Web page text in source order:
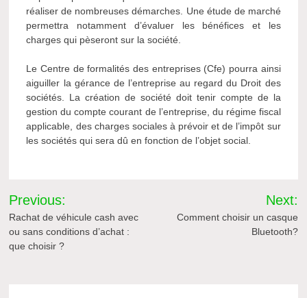
réaliser de nombreuses démarches. Une étude de marché
permettra notamment d’évaluer les bénéfices et les
charges qui pèseront sur la société.
Le Centre de formalités des entreprises (Cfe) pourra ainsi
aiguiller la gérance de l’entreprise au regard du Droit des
sociétés. La création de société doit tenir compte de la
gestion du compte courant de l’entreprise, du régime fiscal
applicable, des charges sociales à prévoir et de l’impôt sur
les sociétés qui sera dû en fonction de l’objet social.
Navigation
de
l’article
Previous:
Rachat de véhicule cash avec
ou sans conditions d’achat :
que choisir ?
Next:
Comment choisir un casque
Bluetooth?